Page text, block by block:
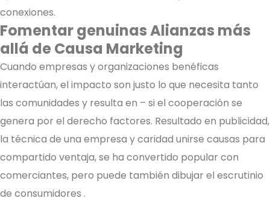
conexiones.
Fomentar genuinas Alianzas más
allá de Causa Marketing
Cuando empresas y organizaciones benéficas
interactúan, el impacto son justo lo que necesita tanto
las comunidades y resulta en – si el cooperación se
genera por el derecho factores. Resultado en publicidad,
la técnica de una empresa y caridad unirse causas para
compartido ventaja, se ha convertido popular con
comerciantes, pero puede también dibujar el escrutinio
de consumidores .